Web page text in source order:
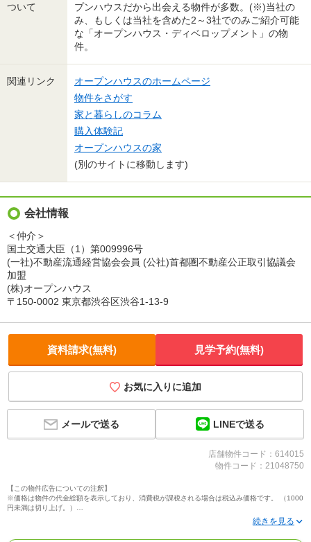
ついて
プンハウスだから出会える物件が多数。(※)当社の
み、もしくは当社を含めた2～3社でのみご紹介可能
な「オープンハウス・ディベロップメント」の物
件。
関連リンク
オープンハウスのホームページ
物件をさがす
家と暮らしのコラム
購入体験記
オープンハウスの家
(別のサイトに移動します)
会社情報
＜仲介＞
国土交通大臣（1）第009996号
(一社)不動産流通経営協会会員 (公社)首都圏不動産公正取引協議会
加盟
(株)オープンハウス
〒150-0002 東京都渋谷区渋谷1-13-9
資料請求(無料) 見学予約(無料)
お気に入りに追加
メールで送る LINEで送る
店舗物件コード：614015
物件コード：21048750
【この物件広告についての注釈】
※価格は物件の代金総額を表示しており、消費税が課税される場合は税込み価格です。 （1000
円未満は切り上げ。）
※写真に写っている、またはパース（絵）や間取り図に描かれている家具や車などは、特にコ